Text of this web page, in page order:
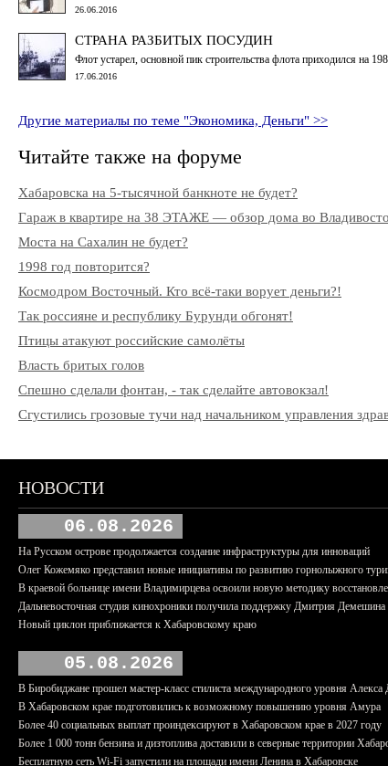
26.06.2016
СТРАНА РАЗБИТЫХ ПОСУДИН
Флот устарел, основной пик строительства флота приходился на
17.06.2016
Другие материалы по теме "Экономика, Деньги" >>
Читайте также на форуме
Хабаровска на 5-тысячной банкноте не будет?
Гараж в квартире на 38 ЭТАЖЕ — обзор дома во
Моста на Сахалин не будет?
1998 год повторится?
Космодром Восточный. Кто всё-таки ворует деньги?!
Так россияне и республику Бурунди обгонят!
Птицы атакуют российские самолёты
Власть бритых голов
Спешно сделали фонтан, - так сделайте автовокзал!
Сгустились грозовые тучи над начальником управления
НОВОСТИ
06.08.2026
На Русском острове продолжается создание инфраструктуры для инноваций
Олег Кожемяко представил новые инициативы по развитию горнолыжного
В краевой больнице имени Владимирцева освоили новую методику
Дальневосточная студия кинохроники получила поддержку Дмитрия Демешина
Новый циклон приближается к Хабаровскому краю
05.08.2026
В Биробиджане прошел мастер-класс стилиста международного уровня Алекса
В Хабаровском крае подготовились к возможному повышению уровня Амура
Более 40 социальных выплат проиндексируют в Хабаровском крае в 2027 году
Более 1 000 тонн бензина и дизтоплива доставили в северные территории
Бесплатную сеть Wi-Fi запустили на площади имени Ленина в Хабаровске